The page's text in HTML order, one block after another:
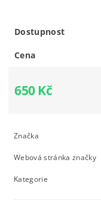
Dostupnost
Cena
650 Kč
Značka
Webová stránka značky
Kategorie